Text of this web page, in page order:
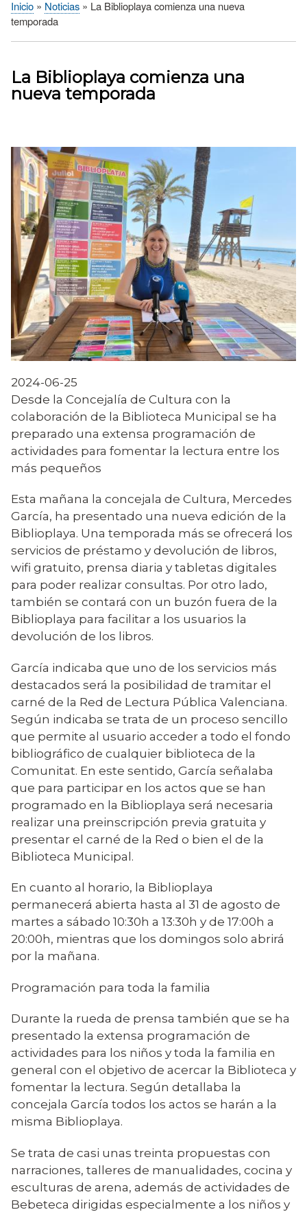
Sobrescribir
ayuda
a
la
Inicio Noticias
La Biblioplaya comienza una nueva
temporada
La Biblioplaya comienza una
nueva temporada
2024-06-25
Desde la Concejalía de Cultura con la
colaboración de la Biblioteca Municipal se ha
preparado una extensa programación de
actividades para fomentar la lectura entre los
más pequeños
Esta mañana la concejala de Cultura, Mercedes
García, ha presentado una nueva edición de la
Biblioplaya. Una temporada más se ofrecerá los
servicios de préstamo y devolución de libros,
wifi gratuito, prensa diaria y tabletas digitales
para poder realizar consultas. Por otro lado,
también se contará con un buzón fuera de la
Biblioplaya para facilitar a los usuarios la
devolución de los libros.
García indicaba que uno de los servicios más
destacados será la posibilidad de tramitar el
carné de la Red de Lectura Pública Valenciana.
Según indicaba se trata de un proceso sencillo
que permite al usuario acceder a todo el fondo
bibliográfico de cualquier biblioteca de la
Comunitat. En este sentido, García señalaba
que para participar en los actos que se han
programado en la Biblioplaya será necesaria
realizar una preinscripción previa gratuita y
presentar el carné de la Red o bien el de la
Biblioteca Municipal.
En cuanto al horario, la Biblioplaya
permanecerá abierta hasta al 31 de agosto de
martes a sábado 10:30h a 13:30h y de 17:00h a
20:00h, mientras que los domingos solo abrirá
por la mañana.
Programación para toda la familia
Durante la rueda de prensa también que se ha
presentado la extensa programación de
actividades para los niños y toda la familia en
general con el objetivo de acercar la Biblioteca y
fomentar la lectura. Según detallaba la
concejala García todos los actos se harán a la
misma Biblioplaya.
Se trata de casi unas treinta propuestas con
narraciones, talleres de manualidades, cocina y
esculturas de arena, además de actividades de
Bebeteca dirigidas especialmente a los niños y